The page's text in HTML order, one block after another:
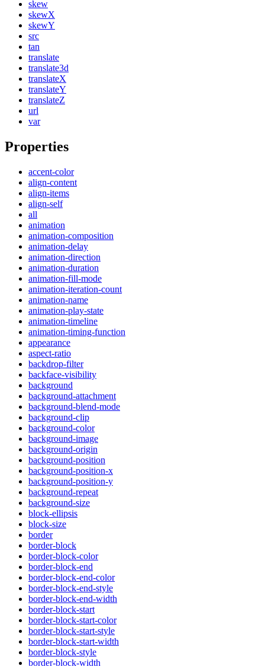
skew
skewX
skewY
src
tan
translate
translate3d
translateX
translateY
translateZ
url
var
Properties
accent-color
align-content
align-items
align-self
all
animation
animation-composition
animation-delay
animation-direction
animation-duration
animation-fill-mode
animation-iteration-count
animation-name
animation-play-state
animation-timeline
animation-timing-function
appearance
aspect-ratio
backdrop-filter
backface-visibility
background
background-attachment
background-blend-mode
background-clip
background-color
background-image
background-origin
background-position
background-position-x
background-position-y
background-repeat
background-size
block-ellipsis
block-size
border
border-block
border-block-color
border-block-end
border-block-end-color
border-block-end-style
border-block-end-width
border-block-start
border-block-start-color
border-block-start-style
border-block-start-width
border-block-style
border-block-width